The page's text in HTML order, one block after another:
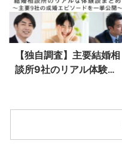
【独自調査】主要結婚相
談所9社のリアル体験談
挙公開！